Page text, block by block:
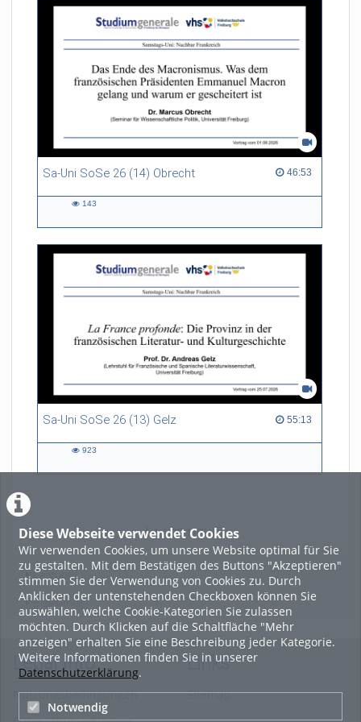
Diese Webseite verwendet Cookies
Wir verwenden Cookies, um unsere Website optimal für Sie
zu gestalten. Mit dem Bestätigen des Buttons "Akzeptieren"
stimmen Sie der Verwendung von Cookies zu. Durch
Anklicken der untenstehenden Checkboxen können Sie
auswählen, welche Cookie-Kategorien Sie zulassen
möchten. Durch Klicken auf die Schaltfläche "Mehr
anzeigen" erhalten Sie eine Beschreibung jeder Kategorie.
Weitere Informationen finden Sie in unserer
Datenschutzerklärung.
Notwendig
Sa-Uni SoSe 26 (14) Obrecht 46:53
46:53 duration
143
Sa-Uni SoSe 26 (13) Gelz 55:13
55:13 duration
923
LADE MEHR
Featured
Beliebtheit
Legal Info
Nutzungsbedingungen
Links
Sitemap